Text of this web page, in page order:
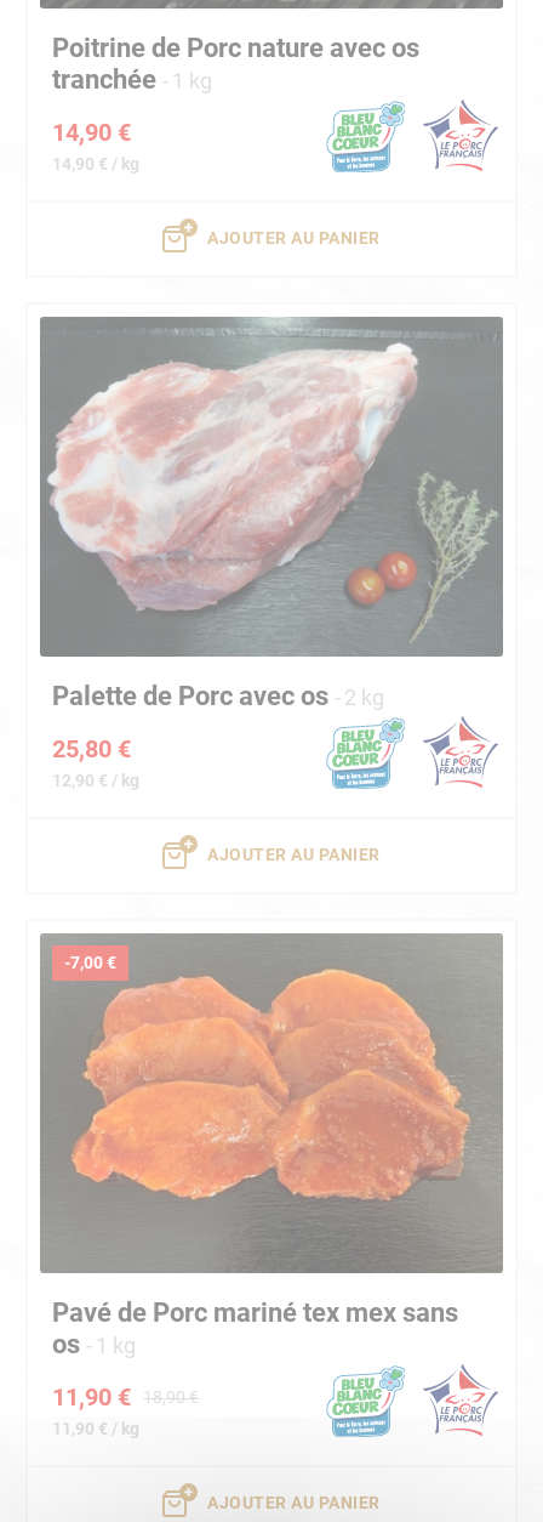
Poitrine de Porc nature avec os
tranchée
1 kg
14,90 €
14,90 € / kg
AJOUTER AU PANIER
Palette de Porc avec os 2 kg
25,80 €
12,90 € / kg
AJOUTER AU PANIER
-7,00 €
Pavé de Porc mariné tex mex sans
os
1 kg
18,90 €
11,90 €
11,90 € / kg
AJOUTER AU PANIER